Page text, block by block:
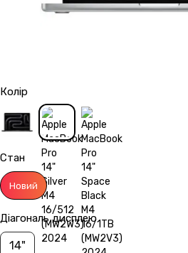
Колір
Стан
Новий
Діагональ дисплею
14"